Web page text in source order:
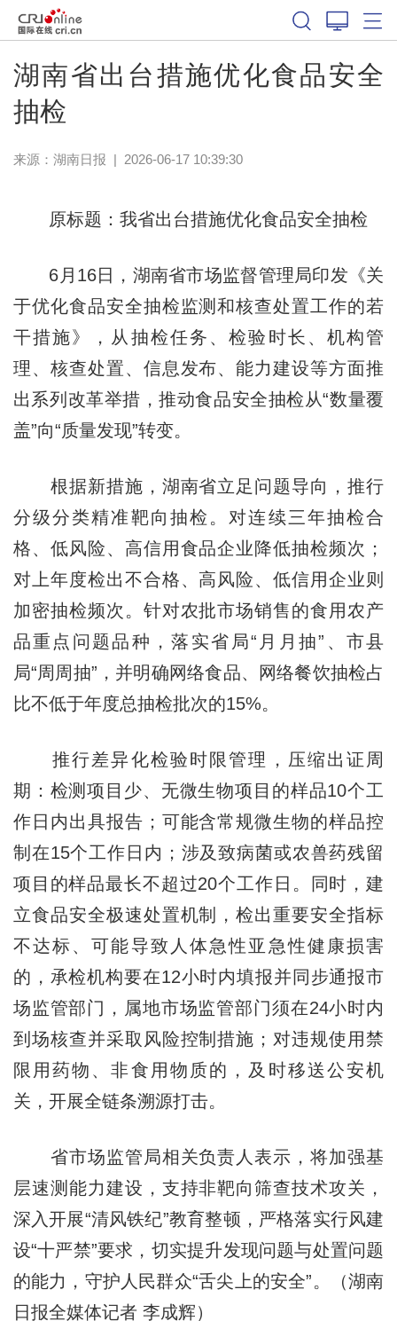
湖南省出台措施优化食品安全
抽检
来源： 湖南日报 | 2026-06-17 10:39:30
原标题：我省出台措施优化食品安全抽检
6月16日，湖南省市场监督管理局印发《关
于优化食品安全抽检监测和核查处置工作的若
干措施》，从抽检任务、检验时长、机构管
理、核查处置、信息发布、能力建设等方面推
出系列改革举措，推动食品安全抽检从“数量覆
盖”向“质量发现”转变。
根据新措施，湖南省立足问题导向，推行
分级分类精准靶向抽检。对连续三年抽检合
格、低风险、高信用食品企业降低抽检频次；
对上年度检出不合格、高风险、低信用企业则
加密抽检频次。针对农批市场销售的食用农产
品重点问题品种，落实省局“月月抽”、市县
局“周周抽”，并明确网络食品、网络餐饮抽检占
比不低于年度总抽检批次的15%。
推行差异化检验时限管理，压缩出证周
期：检测项目少、无微生物项目的样品10个工
作日内出具报告；可能含常规微生物的样品控
制在15个工作日内；涉及致病菌或农兽药残留
项目的样品最长不超过20个工作日。同时，建
立食品安全极速处置机制，检出重要安全指标
不达标、可能导致人体急性亚急性健康损害
的，承检机构要在12小时内填报并同步通报市
场监管部门，属地市场监管部门须在24小时内
到场核查并采取风险控制措施；对违规使用禁
限用药物、非食用物质的，及时移送公安机
关，开展全链条溯源打击。
省市场监管局相关负责人表示，将加强基
层速测能力建设，支持非靶向筛查技术攻关，
深入开展“清风铁纪”教育整顿，严格落实行风建
设“十严禁”要求，切实提升发现问题与处置问题
的能力，守护人民群众“舌尖上的安全”。（湖南
日报全媒体记者 李成辉）